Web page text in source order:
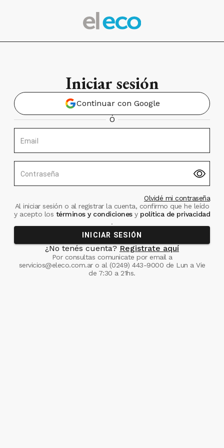
Iniciar sesión
Continuar con Google
Ó
Email
Contraseña
Olvidé mi contraseña
Al iniciar sesión o al registrar la cuenta, confirmo que he leído
y acepto los términos y condiciones ypolítica de privacidad
.
INICIAR SESIÓN
¿No tenés cuenta? Registrate aquí
Por consultas comunicate por email a
servicios@eleco.com.aro al (0249) 443-9000 de Lun a Vie
de 7:30 a 21hs.